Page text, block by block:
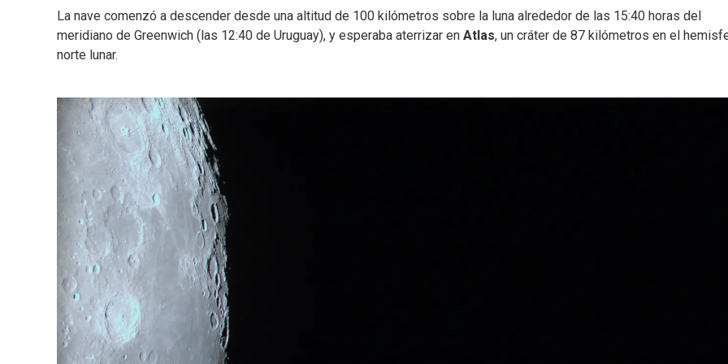
La nave comenzó a descender desde una altitud de 100 kilómetros sobre la luna alrededor de las 15:40 horas del
meridiano de Greenwich (las 12:40 de Uruguay), y esperaba aterrizar en Atlas, un cráter de 87 kilómetros en el
norte lunar.